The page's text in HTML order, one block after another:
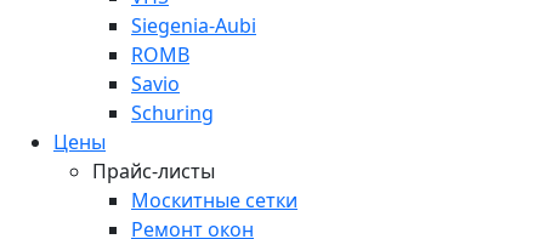
Siegenia-Aubi
ROMB
Savio
Schuring
Цены
Прайс-листы
Москитные сетки
Ремонт окон